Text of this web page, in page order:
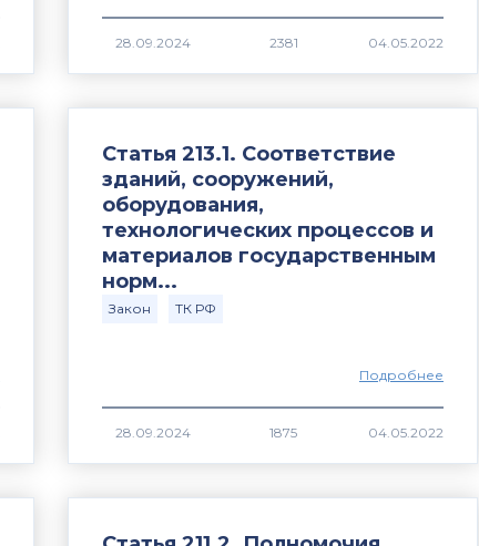
2381
Статья 213.1. Соответствие
зданий, сооружений,
оборудования,
технологических процессов и
материалов государственным
норм...
Закон ТК РФ
Подробнее
1875